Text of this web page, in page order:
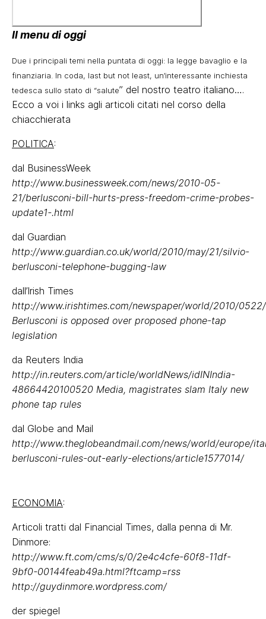
Il menu di oggi
Due i principali temi nella puntata di oggi: la legge bavaglio e la
finanziaria. In coda, last but not least, un’interessante inchiesta
tedesca sullo stato di “salute” del nostro teatro italiano….
Ecco a voi i links agli articoli citati nel corso della
chiacchierata
POLITICA:
dal BusinessWeek
http://www.businessweek.com/news/2010-05-
21/berlusconi-bill-hurts-press-freedom-crime-probes-
update1-.html
dal Guardian
http://www.guardian.co.uk/world/2010/may/21/silvio-
berlusconi-telephone-bugging-law
dall’Irish Times
http://www.irishtimes.com/newspaper/world/2010/
Berlusconi is opposed over proposed phone-tap
legislation
da Reuters India
http://in.reuters.com/article/worldNews/idINIndia-
48664420100520 Media, magistrates slam Italy new
phone tap rules
dal Globe and Mail
http://www.theglobeandmail.com/news/world/europe/
berlusconi-rules-out-early-elections/article1577014/
ECONOMIA:
Articoli tratti dal Financial Times, dalla penna di Mr.
Dinmore:
http://www.ft.com/cms/s/0/2e4c4cfe-60f8-11df-
9bf0-00144feab49a.html?ftcamp=rss
http://guydinmore.wordpress.com/
der spiegel